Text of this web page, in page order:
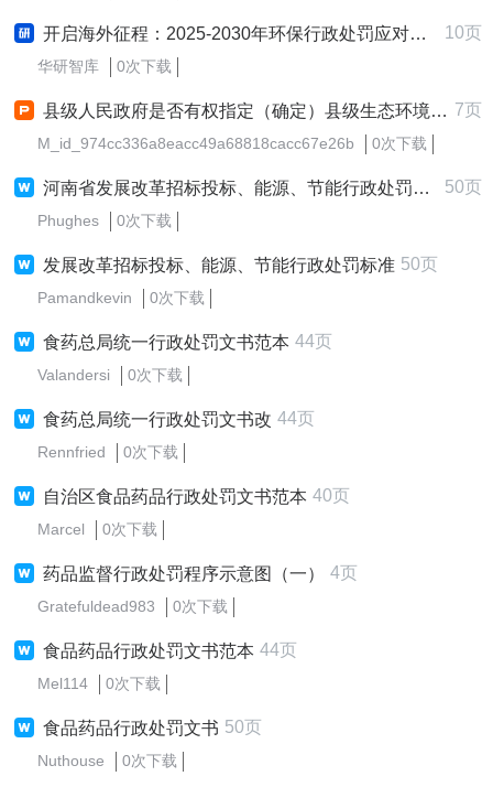
开启海外征程：2025-2030年环保行政处罚应对行业跨境出海战略研究报告 10页
华研智库 0次下载
县级人民政府是否有权指定（确定）县级生态环境分局就某类违法行为实施行政处罚.pptx 7页
M_id_974cc336a8eacc49a68818cacc67e26b 0次下载
河南省发展改革招标投标、能源、节能行政处罚裁量标准（试行） 50页
Phughes 0次下载
发展改革招标投标、能源、节能行政处罚标准 50页
Pamandkevin 0次下载
食药总局统一行政处罚文书范本 44页
Valandersi 0次下载
食药总局统一行政处罚文书改 44页
Rennfried 0次下载
自治区食品药品行政处罚文书范本 40页
Marcel 0次下载
药品监督行政处罚程序示意图（一） 4页
Gratefuldead983 0次下载
食品药品行政处罚文书范本 44页
Mel114 0次下载
食品药品行政处罚文书 50页
Nuthouse 0次下载